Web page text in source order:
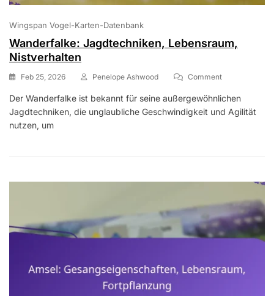
Wingspan Vogel-Karten-Datenbank
Wanderfalke: Jagdtechniken, Lebensraum,
Nistverhalten
Feb 25, 2026 Penelope Ashwood CommentOn
Jagdtechniken,
Lebensraum,
Der Wanderfalke ist bekannt für seine außergewöhnlichen
Jagdtechniken, die unglaubliche Geschwindigkeit und Agilität
nutzen, um